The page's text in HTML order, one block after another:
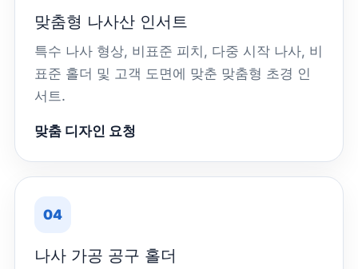
맞춤형 나사산 인서트
특수 나사 형상, 비표준 피치, 다중 시작 나사, 비
표준 홀더 및 고객 도면에 맞춘 맞춤형 초경 인
서트.
맞춤 디자인 요청
04
나사 가공 공구 홀더